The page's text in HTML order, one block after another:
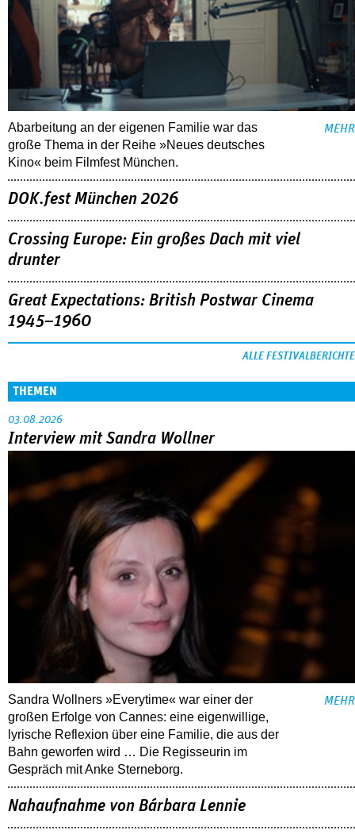
Abarbeitung an der eigenen Familie war das
große Thema in der Reihe »Neues deutsches
Kino« beim Filmfest München.
MEHR
DOK.fest München 2026
Crossing Europe: Ein großes Dach mit viel
drunter
Great Expectations: British Postwar Cinema
1945–1960
ALLE FESTIVALBERICHTE
THEMEN
03.08.2026
Interview mit Sandra Wollner
Sandra Wollners »Everytime« war einer der
großen Erfolge von Cannes: eine eigenwillige,
lyrische Reflexion über eine ­Familie, die aus der
Bahn geworfen wird … Die Regisseurin im
Gespräch mit Anke Sterneborg.
MEHR
Nahaufnahme von Bárbara Lennie